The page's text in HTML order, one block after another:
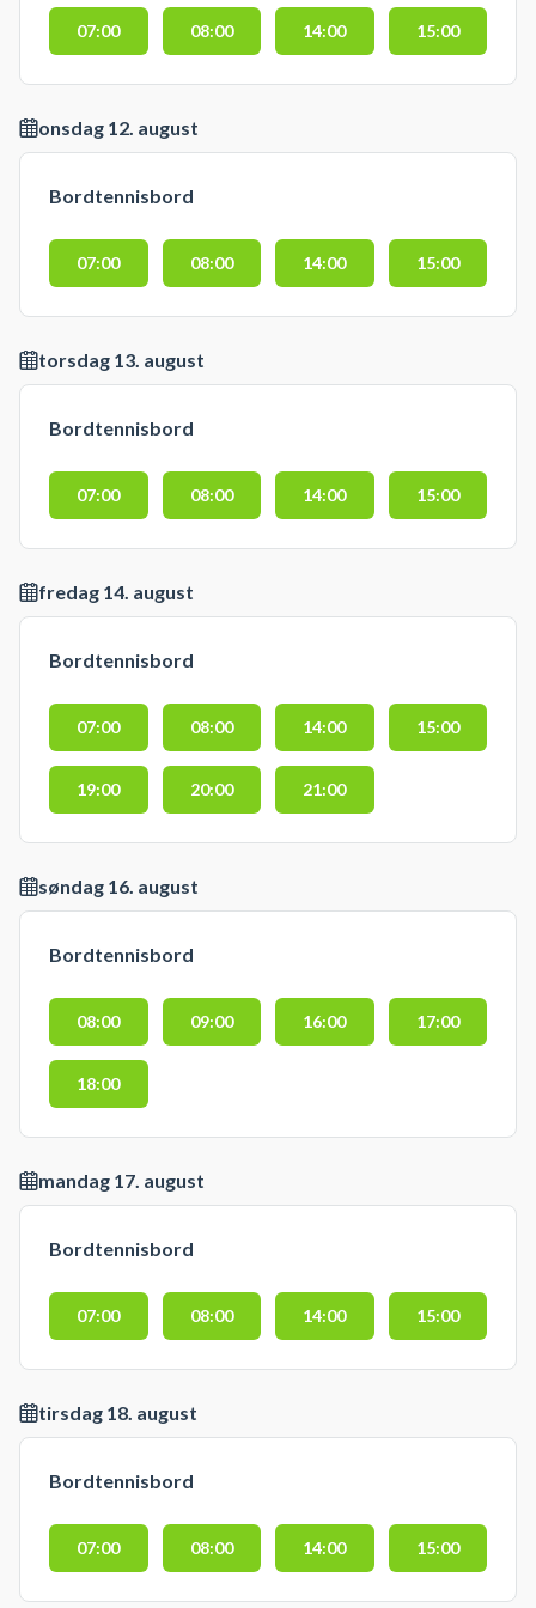
07:00 08:00 14:00 15:00
onsdag 12. august
Bordtennisbord
07:00 08:00 14:00 15:00
torsdag 13. august
Bordtennisbord
07:00 08:00 14:00 15:00
fredag 14. august
Bordtennisbord
07:00 08:00 14:00 15:00
19:00 20:00 21:00
søndag 16. august
Bordtennisbord
08:00 09:00 16:00 17:00
18:00
mandag 17. august
Bordtennisbord
07:00 08:00 14:00 15:00
tirsdag 18. august
Bordtennisbord
07:00 08:00 14:00 15:00